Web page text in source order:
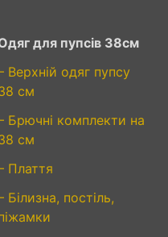
для пупсів 38см
Верхній одяг пупсу
см
Брючні комплекти на
см
Плаття
Білизна, постіль,